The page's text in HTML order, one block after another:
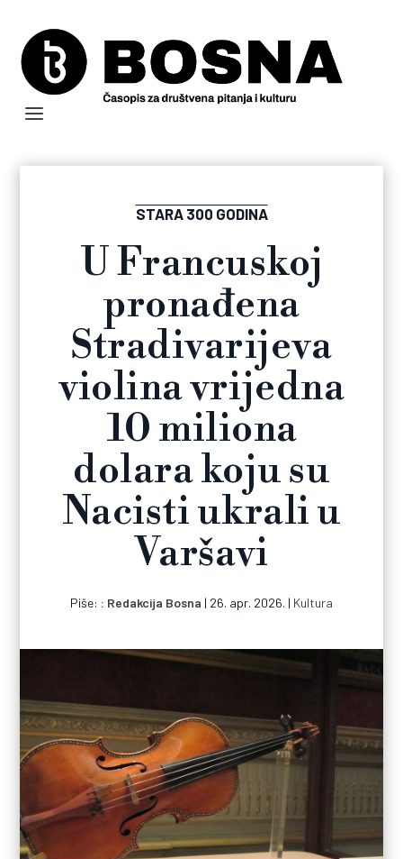
STARA 300 GODINA
U Francuskoj
pronađena
Stradivarijeva
violina vrijedna
10 miliona
dolara koju su
Nacisti ukrali u
Varšavi
Piše: Redakcija Bosna | 26. apr. 2026. | Kultura